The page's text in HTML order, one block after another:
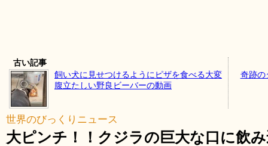
古い記事
飼い犬に見せつけるようにピザを食べる大変
腹立たしい野良ビーバーの動画
奇跡の
世界のびっくりニュース
大ピンチ！！クジラの巨大な口に飲